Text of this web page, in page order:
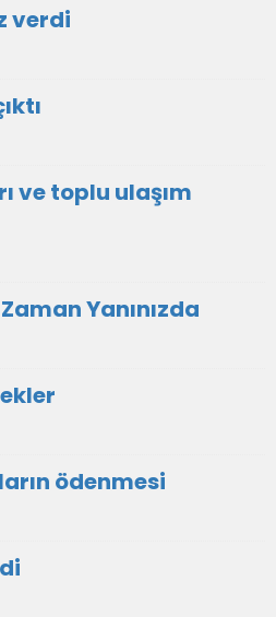
verdi
ve toplu ulaşım
Yanınızda
ödenmesi